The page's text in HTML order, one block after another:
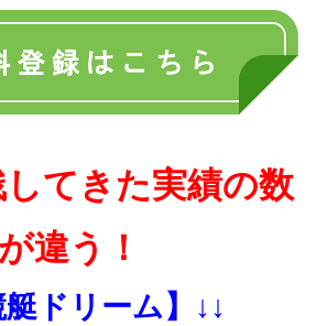
てきた実績の数
が違う！
艇ドリーム】↓↓